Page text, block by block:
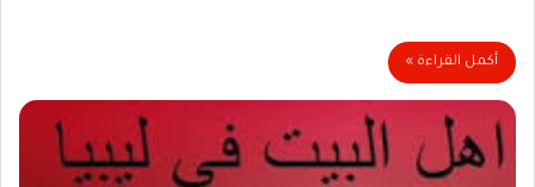
أكمل القراءة »